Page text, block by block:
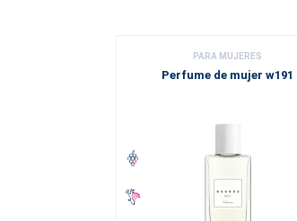
PARA MUJERES
Perfume de mujer w191